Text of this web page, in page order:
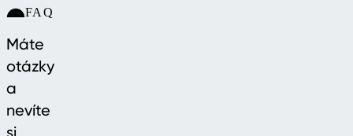
FAQ
Máte
otázky
a
nevíte
si